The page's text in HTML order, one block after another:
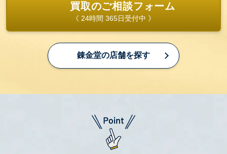
買取のご相談フォーム
《 24時間 365日受付中 》
錬金堂の店舗を探す